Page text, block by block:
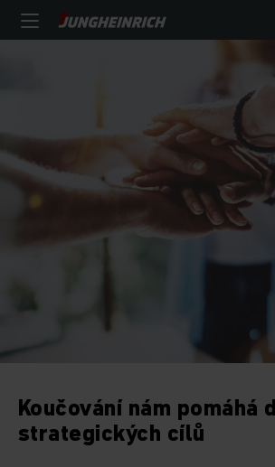
Koučování nám pomáhá
strategických cílů